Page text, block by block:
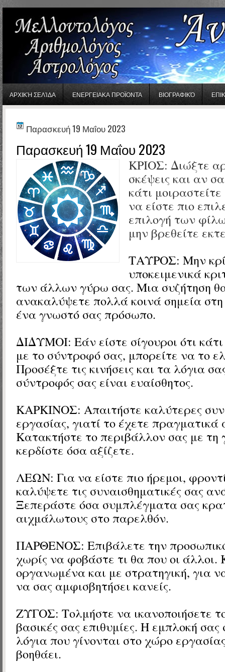
ΑΡΧΙΚΉ ΣΕΛΊΔΑ ΕΝΕΡΓΕΙΑΚΑ ΠΡΟΪΟΝΤΑ ΒΙΟΓΡΑΦΙΚΌ
Παρασκευή 19 Μαΐου 2023
Παρασκευή 19 Μαΐου 2023
ΚΡΙΟΣ: Διώξτε
σκέψεις και αν
κάτι
να είστε πιο
επιλογή των
μην βρεθείτε
ΤΑΥΡΟΣ: Μην
υποκειμενικά
των άλλων γύρω σας. Μια συζήτηση
ανακαλύψετε πολλά κοινά σημεία
ένα γνωστό σας πρόσωπο.
ΔΙΔΥΜΟΙ: Εάν είστε σίγουροι ότι
με το σύντροφό σας, μπορείτε να το
Προσέξτε τις κινήσεις και τα λόγια
σύντροφός σας είναι ευαίσθητος.
ΚΑΡΚΙΝΟΣ: Απαιτήστε καλύτερες
εργασίας, γιατί το έχετε πραγματικά
Κατακτήστε το περιβάλλον σας με τη
κερδίστε όσα αξίζετε.
ΛΕΩΝ: Για να είστε πιο ήρεμοι,
καλύψετε τις συναισθηματικές σας
Ξεπεράστε όσα συμπλέγματα σας
αιχμάλωτους στο παρελθόν.
ΠΑΡΘΕΝΟΣ: Επιβάλετε την
χωρίς να φοβάστε τι θα που οι άλλοι.
οργανωμένα και με στρατηγική, για
να σας αμφισβητήσει κανείς.
ΖΥΓΟΣ: Τολμήστε να ικανοποιήσετε
βασικές σας επιθυμίες. Η εμπλοκή σας
λόγια που γίνονται στο χώρο
βοηθάει.